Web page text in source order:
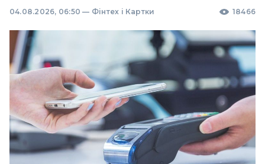
04.08.2026, 06:50 — Фінтех і Картки 18466